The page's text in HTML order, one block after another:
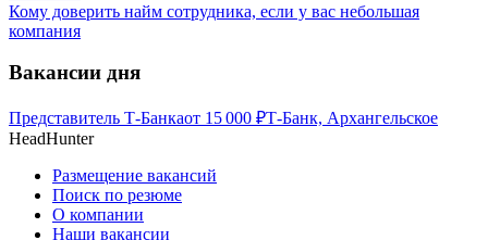
Кому доверить найм сотрудника, если у вас небольшая
компания
Вакансии дня
Представитель Т-Банкаот 15 000 ₽Т-Банк, Архангельское
HeadHunter
Размещение вакансий
Поиск по резюме
О компании
Наши вакансии